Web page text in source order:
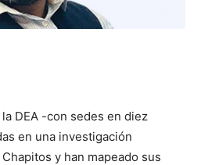
DEA -con sedes en diez
en una investigación
y han mapeado sus